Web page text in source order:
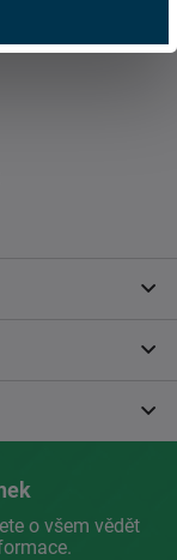
o všem vědět